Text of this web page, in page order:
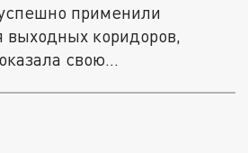
применили
выходных коридоров,
свою